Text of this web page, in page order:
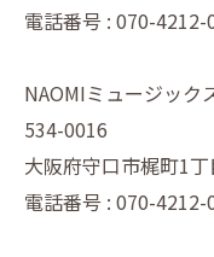
電話番号 : 070-4212-
NAOMIミュージッ
534-0016
大阪府守口市梶町1丁
電話番号 : 070-4212-